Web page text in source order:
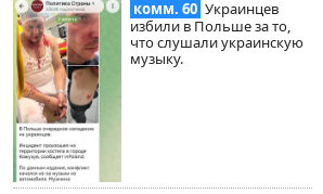
комм. 60 Украинцев
избили в Польше за то,
что слушали украинскую
музыку.